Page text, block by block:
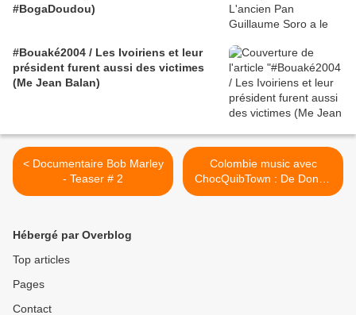
#BogaDoudou)
#Bouaké2004 / Les Ivoiriens et leur
président furent aussi des victimes
(Me Jean Balan)
< Documentaire Bob Marley
- Teaser # 2
Colombie music avec
ChocQuibTown : De Donde
Vengo Yo >
Hébergé par Overblog
Top articles
Pages
Contact